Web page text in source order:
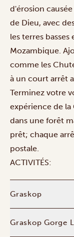
d'érosion
de Dieu, avec
les terres
Mozambique.
comme les
à un court arrêt
Terminez votre
expérience de
dans une forêt
prêt; chaque
postale.
ACTIVITÉS:
Graskop
Graskop Gorge